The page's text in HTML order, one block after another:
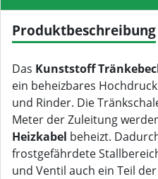
Produktbeschreibung
Das Kunststoff
ein beheizbares
und Rinder. Die
Meter der Zuleitung
Heizkabel beheizt.
frostgefährdete
und Ventil auch ein Teil